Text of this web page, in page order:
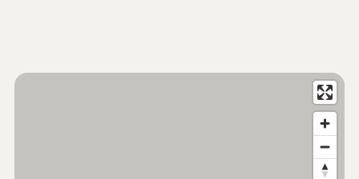
ragt mit seinen Mauerpfeilern, seinen Türmchen und
den manuelinischen Verzierungen imposant in die
Höhe. Betrachten Sie im Inneren der Kathedrale das
beeindruckende, aus Kalkstein gefertigte Altarbild, das
stammt, dem größten Bildhauer der Spätrenaissance.